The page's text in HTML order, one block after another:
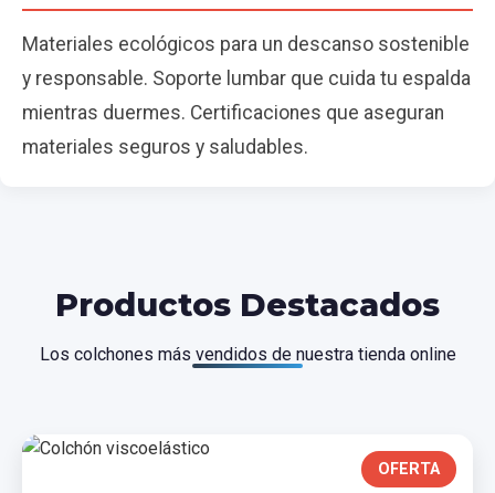
Materiales ecológicos para un descanso sostenible
y responsable. Soporte lumbar que cuida tu espalda
mientras duermes. Certificaciones que aseguran
materiales seguros y saludables.
Productos Destacados
Los colchones más vendidos de nuestra tienda online
OFERTA